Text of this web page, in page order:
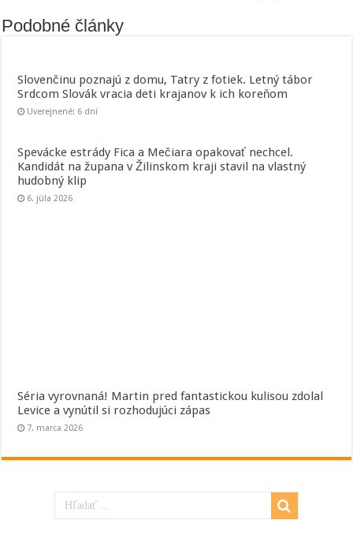
Podobné články
Slovenčinu poznajú z domu, Tatry z fotiek. Letný tábor
Srdcom Slovák vracia deti krajanov k ich koreňom
Uverejnené: 6 dní
Spevácke estrády Fica a Mečiara opakovať nechcel.
Kandidát na župana v Žilinskom kraji stavil na vlastný
hudobný klip
6. júla 2026
Séria vyrovnaná! Martin pred fantastickou kulisou zdolal
Levice a vynútil si rozhodujúci zápas
7. marca 2026